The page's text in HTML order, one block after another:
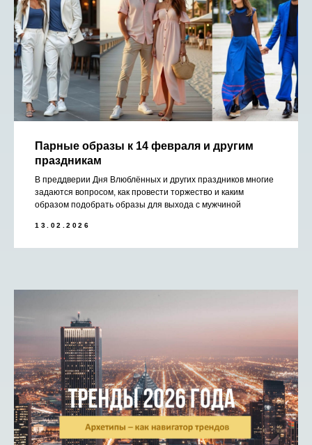
Парные образы к 14 февраля и другим
праздникам
В преддверии Дня Влюблённых и других праздников многие
задаются вопросом, как провести торжество и каким
образом подобрать образы для выхода с мужчиной
13.02.2026